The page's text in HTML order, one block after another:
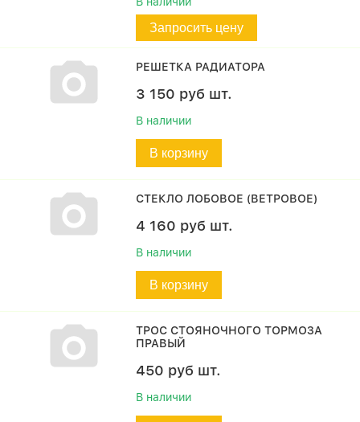
Запросить цену
РЕШЕТКА РАДИАТОРА
3 150 руб шт.
В наличии
В корзину
СТЕКЛО ЛОБОВОЕ (ВЕТРОВОЕ)
4 160 руб шт.
В наличии
В корзину
ТРОС СТОЯНОЧНОГО ТОРМОЗА
ПРАВЫЙ
450 руб шт.
В наличии